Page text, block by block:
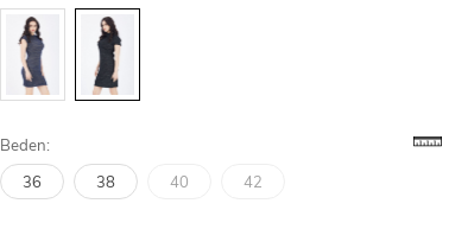
Beden:
36 38 40 42